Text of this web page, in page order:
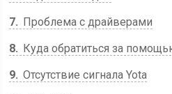
7
Проблема с драйверами
8
Куда обратиться за
9 Отсутствие сигнала Yota